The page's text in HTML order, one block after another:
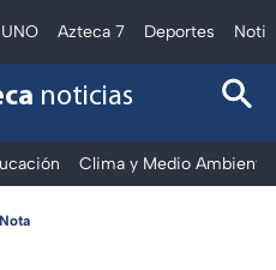
Azteca 7 Deportes
noticias
Clima y Medio Ambiente
Nota